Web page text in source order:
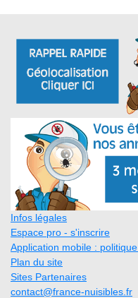
Infos légales
Espace pro - s'inscrire
Application mobile :
Plan du site
Sites Partenaires
contact@france-nuisibles.fr